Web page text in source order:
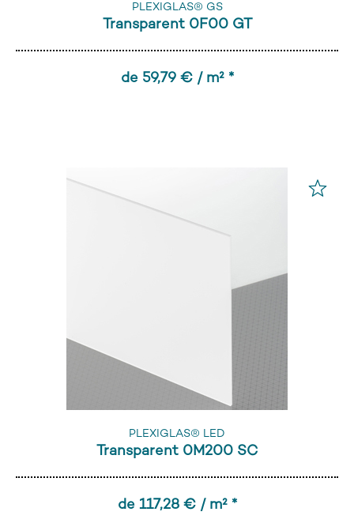
PLEXIGLAS® GS
Transparent 0F00 GT
de 59,79 € / m² *
PLEXIGLAS® LED
Transparent 0M200 SC
de 117,28 € / m² *